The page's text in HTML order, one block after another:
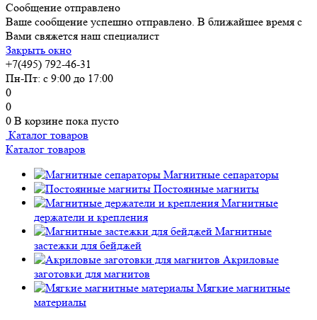
Сообщение отправлено
Ваше сообщение успешно отправлено. В ближайшее время с
Вами свяжется наш специалист
Закрыть окно
+7(495) 792-46-31
Пн-Пт: с 9:00 до 17:00
0
0
0 В корзине пока пусто
Каталог товаров
Каталог товаров
Магнитные сепараторы
Постоянные магниты
Магнитные
держатели и крепления
Магнитные
застежки для бейджей
Акриловые
заготовки для магнитов
Мягкие магнитные
материалы